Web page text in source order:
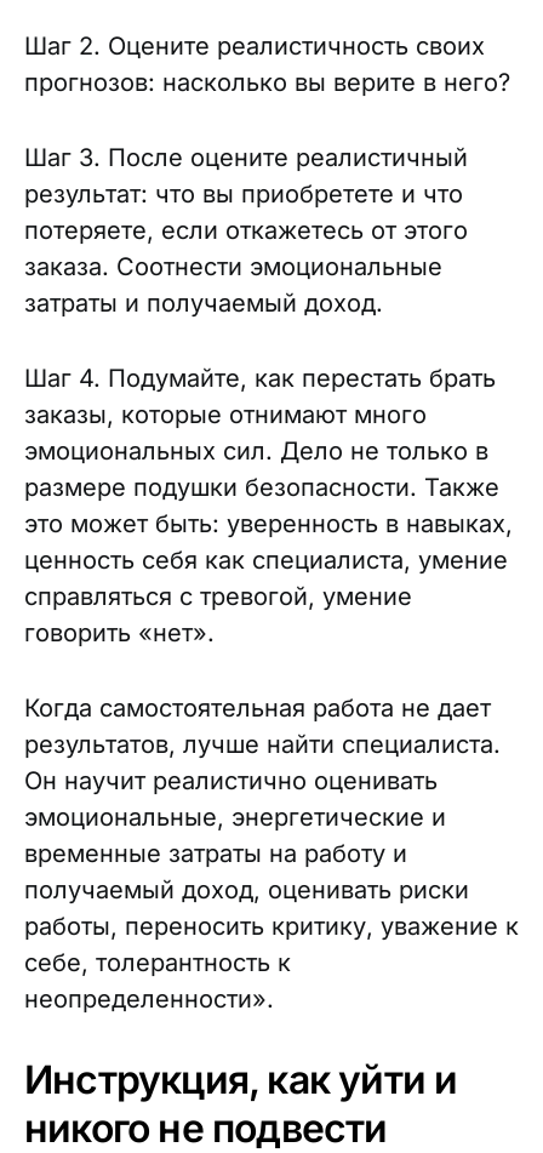
Шаг 2. Оцените реалистичность своих
прогнозов: насколько вы верите в него?
Шаг 3. После оцените реалистичный
результат: что вы приобретете и что
потеряете, если откажетесь от этого
заказа. Соотнести эмоциональные
затраты и получаемый доход.
Шаг 4. Подумайте, как перестать брать
заказы, которые отнимают много
эмоциональных сил. Дело не только в
размере подушки безопасности. Также
это может быть: уверенность в навыках,
ценность себя как специалиста, умение
справляться с тревогой, умение
говорить «нет».
Когда самостоятельная работа не дает
результатов, лучше найти специалиста.
Он научит реалистично оценивать
эмоциональные, энергетические и
временные затраты на работу и
получаемый доход, оценивать риски
работы, переносить критику, уважение к
себе, толерантность к
неопределенности».
Инструкция, как уйти и
никого не подвести